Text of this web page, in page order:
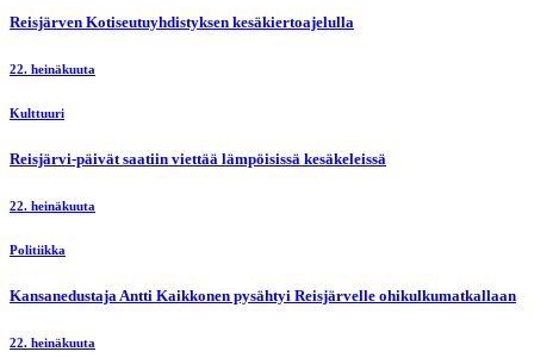
Reisjärven Kotiseutuyhdistyksen kesäkiertoajelulla
22. heinäkuuta
Kulttuuri
Reisjärvi-päivät saatiin viettää lämpöisissä kesäkeleissä
22. heinäkuuta
Politiikka
Kansanedustaja Antti Kaikkonen pysähtyi Reisjärvelle ohikulkumatkallaan
22. heinäkuuta